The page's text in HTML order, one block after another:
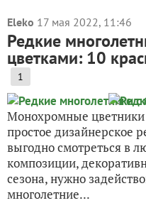
Eleko 17 мая 2022, 11:46
Редкие
цветками: 10
1
Монохромные цветники
простое дизайнерское
выгодно смотреться в
композиции,
сезона, нужно
многолетние...